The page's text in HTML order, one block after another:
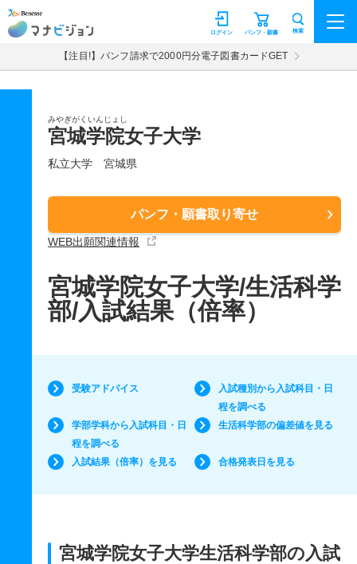
マナビジョン パンフ・願書
ログイン 検索
【注目!】パンフ請求で2000円分電子図書カードGET
みやぎがくいんじょし
宮城学院女子大学
私立大学 宮城県
パンフ・願書取り寄せ
WEB出願関連情報
宮城学院女子大学/生活科学
部/入試結果（倍率）
受験アドバイス
入試種別から入試科目・日
程を調べる
学部学科から入試科目・日
程を調べる
生活科学部の偏差値を見る
入試結果（倍率）を見る 合格発表日を見る
宮城学院女子大学生活科学部の入試